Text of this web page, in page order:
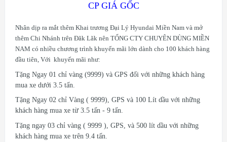
CP GIÁ GỐC
Nhân dịp ra mắt thêm Khai trương Đại Lý Hyundai Miền Nam và mở
thêm Chi Nhánh trên Đăk Lăk nên TỔNG CTY CHUYÊN DÙNG MIỀN
NAM có nhiều chương trình khuyến mãi lớn dành cho 100 khách hàng
đầu tiên, Với khuyến mãi như:
Tặng Ngay 01 chỉ vàng (9999) và GPS đối với những khách hàng
mua xe dưới 3.5 tấn.
Tặng Ngay 02 chỉ Vàng ( 9999), GPS và 100 Lít dầu với những
khách hàng mua xe từ 3.5 tấn - 9 tấn.
Tặng ngay 03 chỉ vàng ( 9999 ), GPS, và 500 lít dầu với những
khách hàng mua xe trên 9.4 tấn.